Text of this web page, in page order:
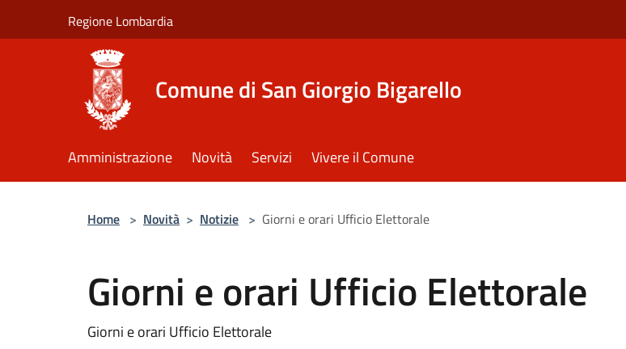
Regione Lombardia
Comune di San Giorgio Bigarello
Amministrazione Novità Servizi Vivere il Comune
Home > Novità > Notizie > Giorni e orari Ufficio Elettorale
Giorni e orari Ufficio Elettorale
Giorni e orari Ufficio Elettorale